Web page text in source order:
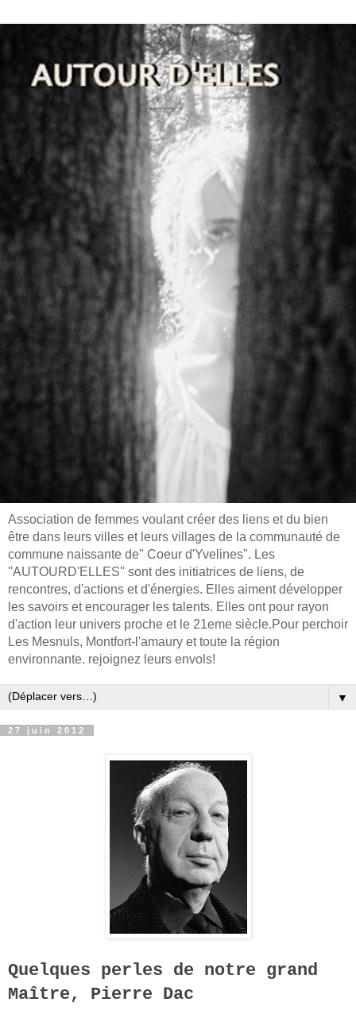
Association de femmes voulant créer des liens et du bien
être dans leurs villes et leurs villages de la communauté de
commune naissante de" Coeur d'Yvelines". Les
''AUTOURD'ELLES'' sont des initiatrices de liens, de
rencontres, d'actions et d'énergies. Elles aiment développer
les savoirs et encourager les talents. Elles ont pour rayon
d'action leur univers proche et le 21eme siècle.Pour perchoir
Les Mesnuls, Montfort-l'amaury et toute la région
environnante. rejoignez leurs envols!
▼
27 juin 2012
Quelques perles de notre grand
Maître, Pierre Dac